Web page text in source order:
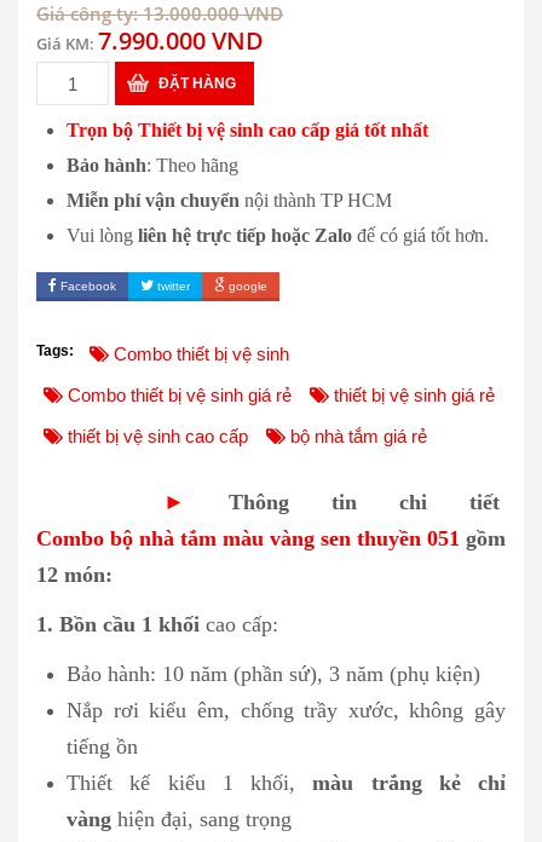
Giá công ty: 13.000.000 VND
Giá KM: 7.990.000 VND
ĐẶT HÀNG
Trọn bộ Thiết bị vệ sinh cao cấp giá tốt nhất
Bảo hành: Theo hãng
Miễn phí vận chuyển nội thành TP HCM
Vui lòng liên hệ trực tiếp hoặc Zalo đế có giá tốt hơn.
Facebook twitter google
Tags:
Combo thiết bị vệ sinh
Combo thiết bị vệ sinh giá rẻ
thiết bị vệ sinh giá rẻ
thiết bị vệ sinh cao cấp
bộ nhà tắm giá rẻ
►
Thông tin chi tiết
Combo bộ nhà tắm màu vàng sen thuyền 051 gồm
12 món:
1. Bồn cầu 1 khối cao cấp:
Bảo hành: 10 năm (phần sứ), 3 năm (phụ kiện)
Nắp rơi kiểu êm, chống trầy xước, không gây
tiếng ồn
Thiết kế kiểu 1 khối,màu trắng kẻ chỉ
vàng hiện đại, sang trọng